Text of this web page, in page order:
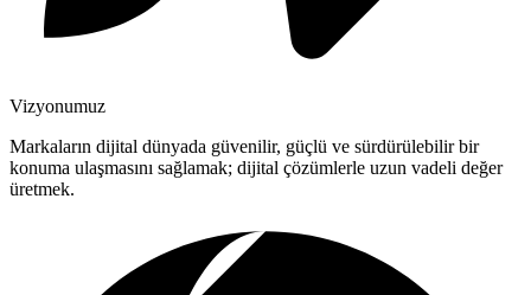
Vizyonumuz
Markaların dijital dünyada güvenilir, güçlü ve sürdürülebilir bir
konuma ulaşmasını sağlamak; dijital çözümlerle uzun vadeli değer
üretmek.